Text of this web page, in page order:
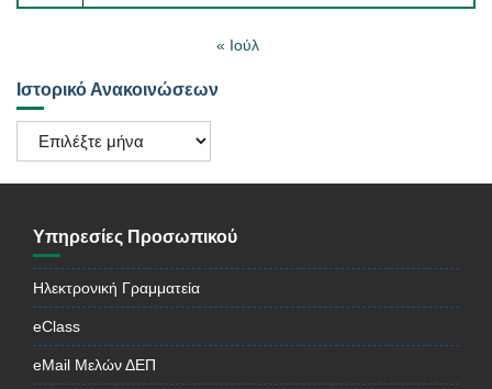
« Ιούλ
Ιστορικό Ανακοινώσεων
Ιστορικό
Ανακοινώσεων
Υπηρεσίες Προσωπικού
Ηλεκτρονική Γραμματεία
eClass
eMail Μελών ΔΕΠ